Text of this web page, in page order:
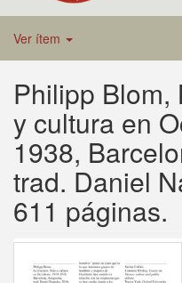
Ver ítem
Philipp Blom,
y cultura en
1938,
trad. Daniel
611 páginas.